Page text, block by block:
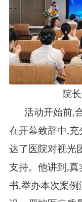
院
活动开始前,
在开幕致辞中,
达了医院对视光
支持。他讲到,
书,举办本次案